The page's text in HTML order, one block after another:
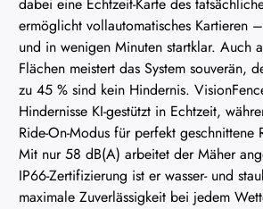
ermöglicht vollautomatisches Kartieren
und in wenigen Minuten startklar. Auch
Flächen meistert das System souverän,
zu 45 % sind kein Hindernis.
Hindernisse KI-gestützt in Echtzeit,
Ride-On-Modus für perfekt geschnittene
Mit nur 58 dB(A) arbeitet der Mäher
IP66-Zertifizierung ist er wasser- und
maximale Zuverlässigkeit bei jedem